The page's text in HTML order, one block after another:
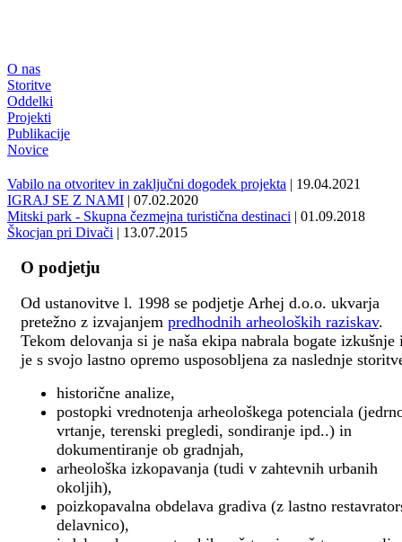
O nas
Storitve
Oddelki
Projekti
Publikacije
Novice
Vabilo na otvoritev in zaključni dogodek projekta | 19.04.2021
IGRAJ SE Z NAMI | 07.02.2020
Mitski park - Skupna čezmejna turistična destinaci | 01.09.2018
Škocjan pri Divači | 13.07.2015
O podjetju
Od ustanovitve l. 1998 se podjetje Arhej d.o.o. ukvarja
pretežno z izvajanjem predhodnih arheoloških raziskav.
Tekom delovanja si je naša ekipa nabrala bogate izkušnje
je s svojo lastno opremo usposobljena za naslednje
historične analize,
postopki vrednotenja arheološkega potenciala
vrtanje, terenski pregledi, sondiranje ipd..) in
dokumentiranje ob gradnjah,
arheološka izkopavanja (tudi v zahtevnih urbanih
okoljih),
poizkopavalna obdelava gradiva (z lastno
delavnico),